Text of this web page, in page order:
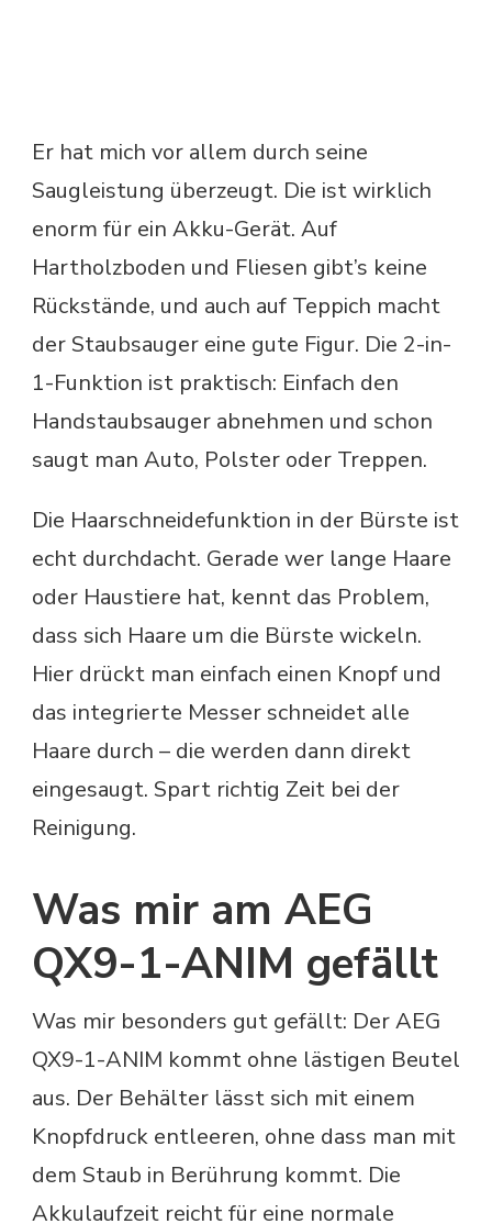
Er hat mich vor allem durch seine
Saugleistung überzeugt. Die ist wirklich
enorm für ein Akku-Gerät. Auf
Hartholzboden und Fliesen gibt’s keine
Rückstände, und auch auf Teppich macht
der Staubsauger eine gute Figur. Die 2-in-
1-Funktion ist praktisch: Einfach den
Handstaubsauger abnehmen und schon
saugt man Auto, Polster oder Treppen.
Die Haarschneidefunktion in der Bürste ist
echt durchdacht. Gerade wer lange Haare
oder Haustiere hat, kennt das Problem,
dass sich Haare um die Bürste wickeln.
Hier drückt man einfach einen Knopf und
das integrierte Messer schneidet alle
Haare durch – die werden dann direkt
eingesaugt. Spart richtig Zeit bei der
Reinigung.
Was mir am AEG
QX9-1-ANIM gefällt
Was mir besonders gut gefällt: Der AEG
QX9-1-ANIM kommt ohne lästigen Beutel
aus. Der Behälter lässt sich mit einem
Knopfdruck entleeren, ohne dass man mit
dem Staub in Berührung kommt. Die
Akkulaufzeit reicht für eine normale